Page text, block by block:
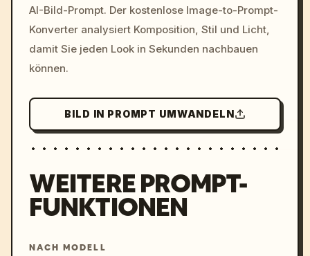
colors, 8k --v 6.0
AI-Bild-Prompt. Der kostenlose Image-to-Prompt-
Konverter analysiert Komposition, Stil und Licht,
damit Sie jeden Look in Sekunden nachbauen
können.
BILD IN PROMPT UMWANDELN
WEITERE PROMPT-
FUNKTIONEN
NACH MODELL